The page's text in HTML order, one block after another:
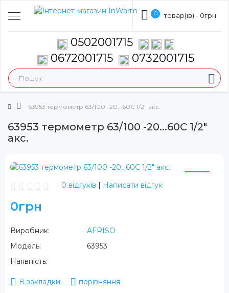
0 товар(ів) - 0грн
0502001715
0672001715
0732001715
63953 термометр 63/100 -20...60С 1/2" акс.
63953 термометр 63/100 -20...60С 1/2"
акс.
0 відгуків Написати відгук
0грн
Виробник:
AFRISO
Модель:
63953
Наявність:
В закладки порівняння